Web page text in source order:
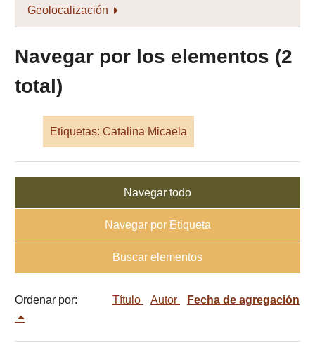
Geolocalización
Navegar por los elementos (2
total)
Etiquetas: Catalina Micaela
Navegar todo
Navegar por Etiqueta
Buscar elementos
Ordenar por: Título Autor Fecha de agregación